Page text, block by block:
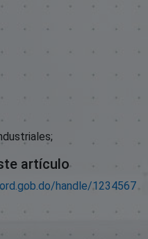
artículo
handle/1234567